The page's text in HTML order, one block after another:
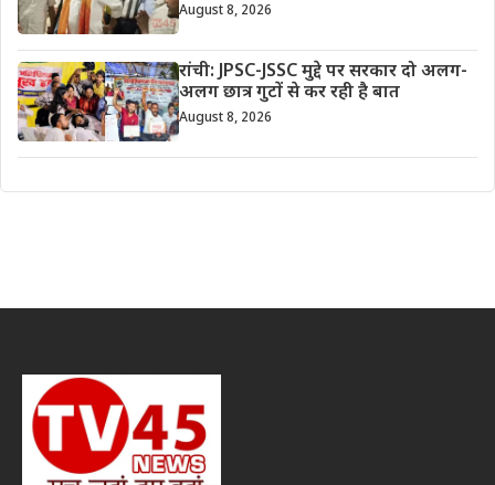
August 8, 2026
रांची: JPSC-JSSC मुद्दे पर सरकार दो अलग-
अलग छात्र गुटों से कर रही है बात
August 8, 2026